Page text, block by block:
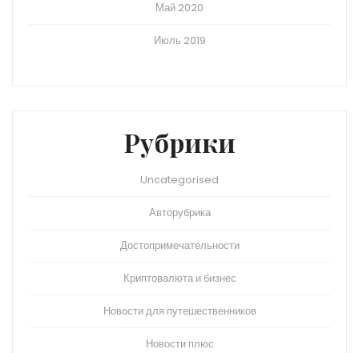
Май 2020
Июль 2019
Рубрики
Uncategorised
Авторубрика
Достопримечательности
Криптовалюта и бизнес
Новости для путешественников
Новости плюс